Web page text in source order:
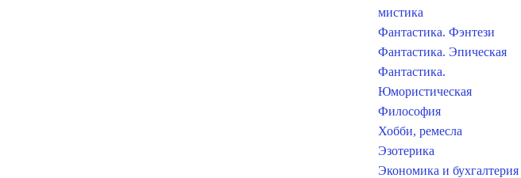
мистика
Фантастика. Фэнтези
Фантастика. Эпическая
Фантастика.
Юмористическая
Философия
Хобби, ремесла
Эзотерика
Экономика и бухгалтерия